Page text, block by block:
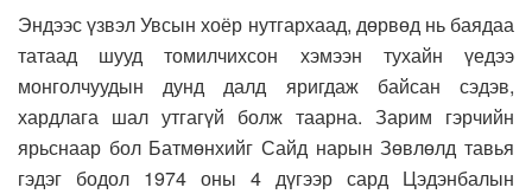
Эндээс үзвэл Увсын хоёр нутгархаад, дөрвөд нь баядаа
татаад шууд томилчихсон хэмээн тухайн үедээ
монголчуудын дунд далд яригдаж байсан сэдэв,
хардлага шал утгагүй болж таарна. Зарим гэрчийн
ярьснаар бол Батмөнхийг Сайд нарын Зөвлөлд тавья
гэдэг бодол 1974 оны 4 дүгээр сард Цэдэнбалын